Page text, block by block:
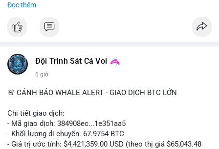
#556btc #36trusd
📰 Nguồn: Cointelegraph
Đọc thêm
Đội Trinh Sát Cá Voi
6 giờ
🚨 CẢNH BÁO WHALE ALERT - GIAO DỊCH BTC LỚN
Chi tiết giao dịch:
- Mã giao dịch: 384908ec...1e351aa5
- Khối lượng di chuyển: 67.9754 BTC
- Giá trị ước tính: $4,421,359.00 USD (theo thị giá $65,043.48